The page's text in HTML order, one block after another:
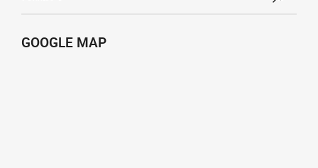
GOOGLE MAP